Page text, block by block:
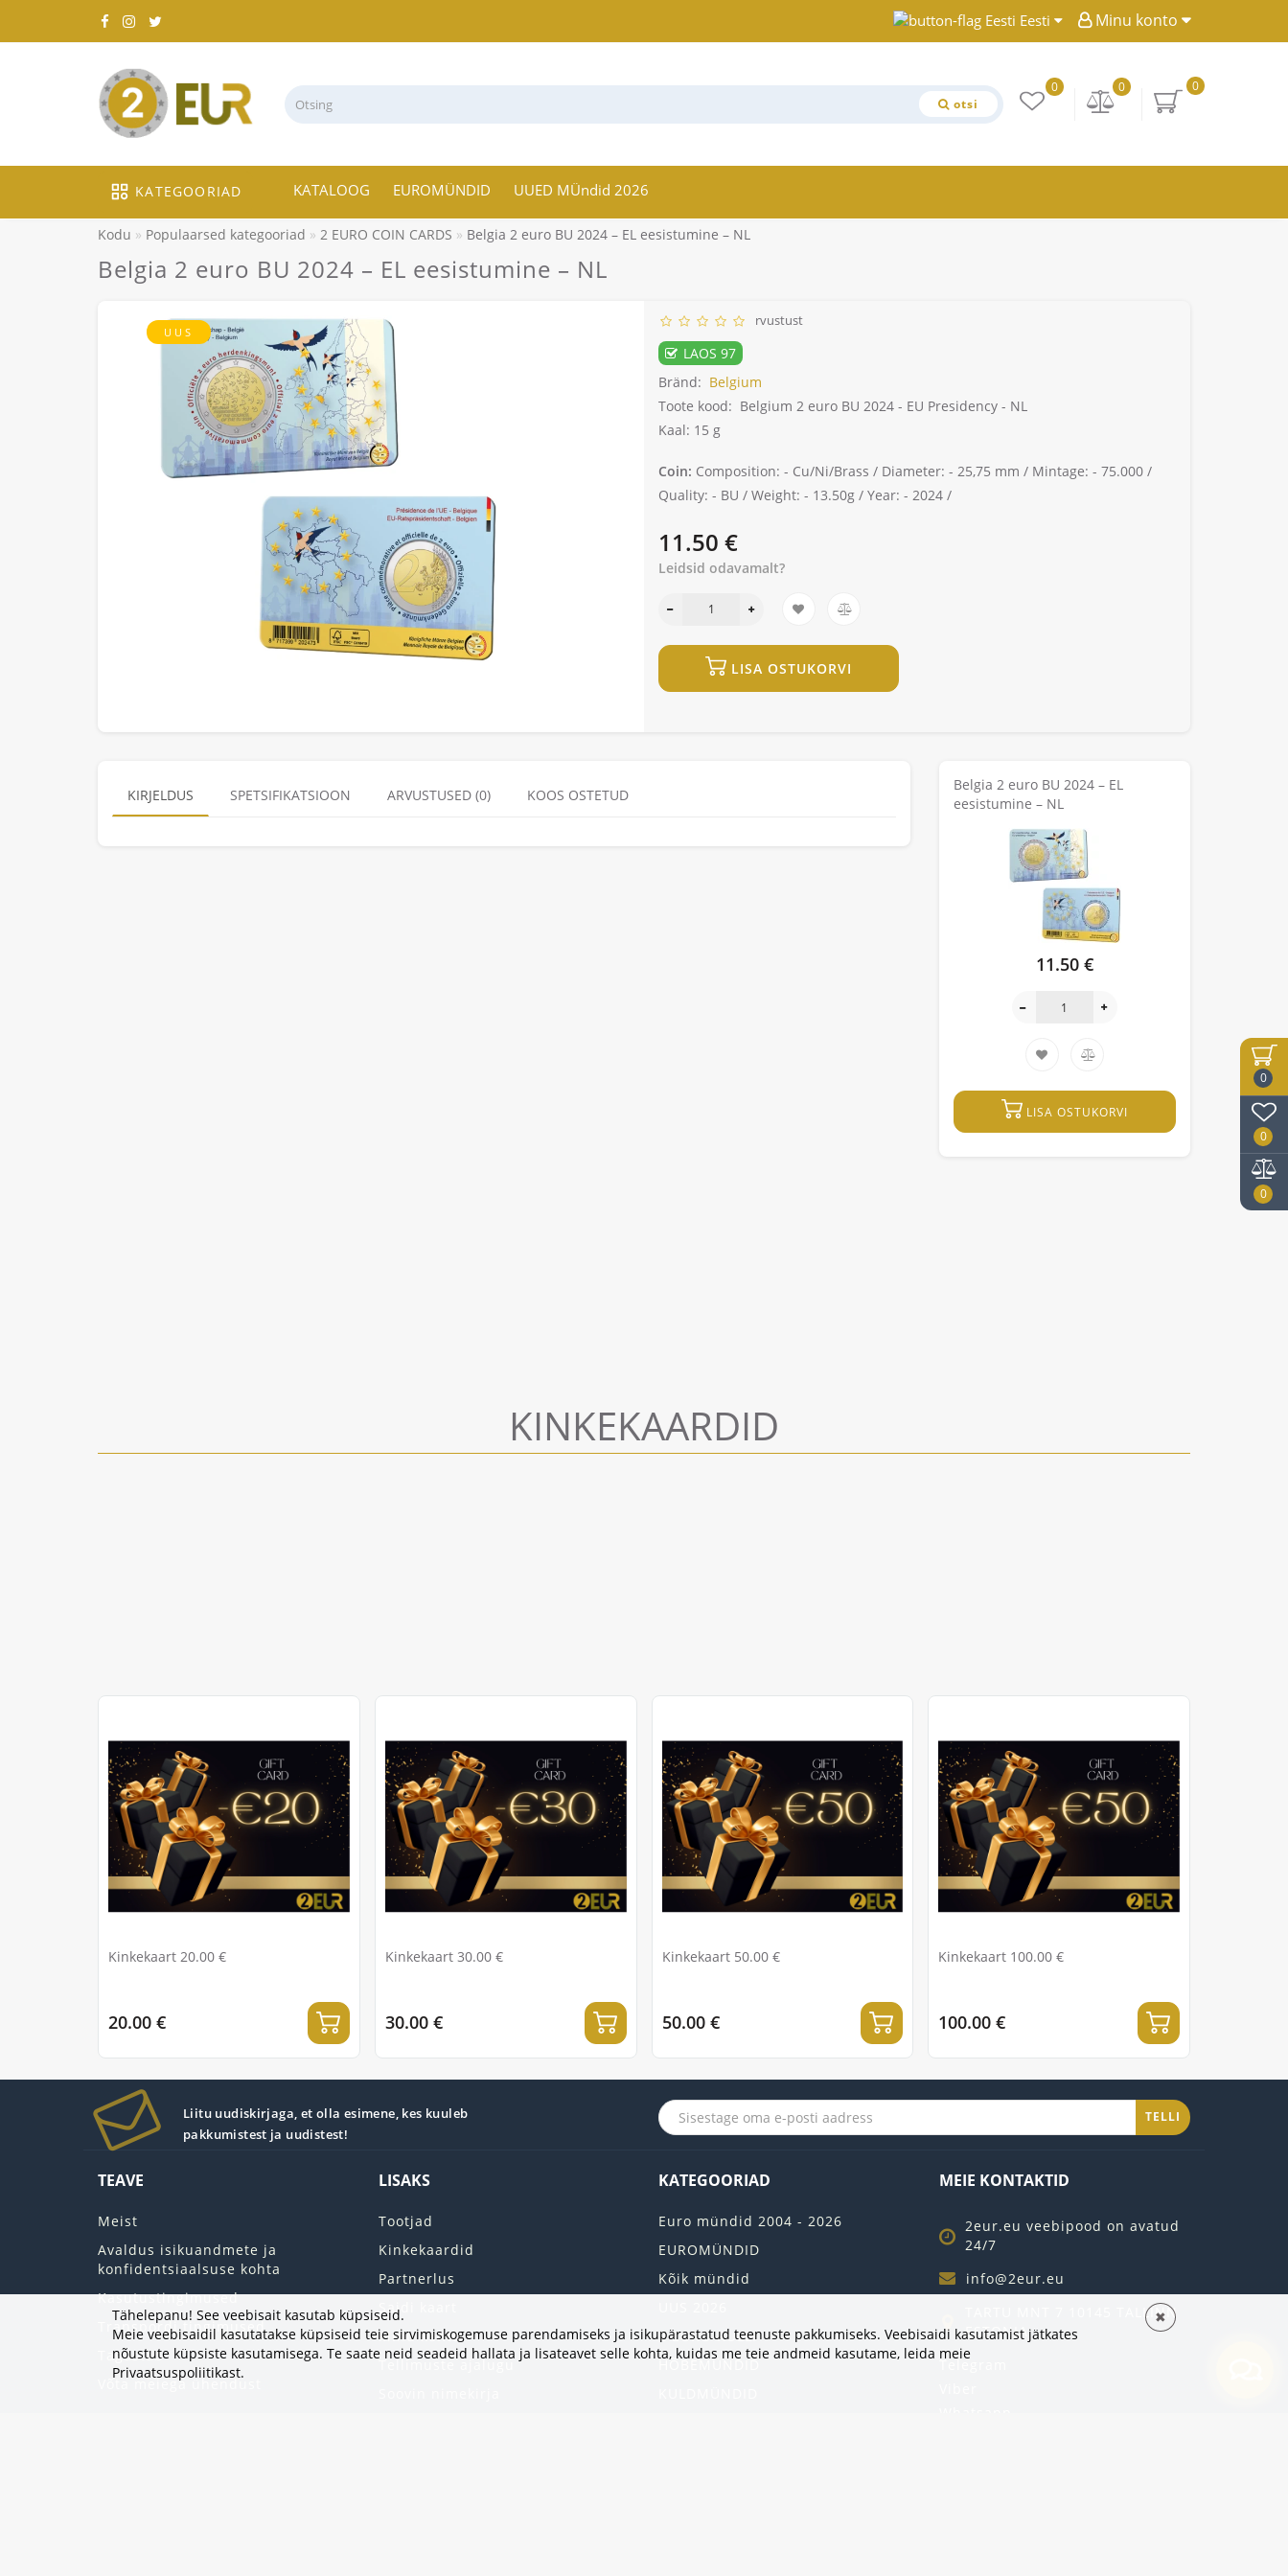
0
0
0
Minu konto
Eesti
otsi
0
0
0
KATEGOORIAD KATALOOG EUROMÜNDID UUED MÜndid 2026
Kodu Populaarsed kategooriad 2 EURO COIN CARDS Belgia 2 euro BU 2024 – EL eesistumine – NL
Belgia 2 euro BU 2024 – EL eesistumine – NL
UUS
rvustust
LAOS 97
Bränd: Belgium
Toote kood: Belgium 2 euro BU 2024 - EU Presidency - NL
Kaal: 15 g
Coin: Composition: - Cu/Ni/Brass / Diameter: - 25,75 mm / Mintage: - 75.000 /
Quality: - BU / Weight: - 13.50g / Year: - 2024 /
11.50 €
Leidsid odavamalt?
LISA OSTUKORVI
KIRJELDUS SPETSIFIKATSIOON ARVUSTUSED (0) KOOS OSTETUD
Belgia 2 euro BU 2024 – EL
eesistumine – NL
11.50 €
LISA OSTUKORVI
KINKEKAARDID
Kinkekaart 20.00 €
20.00 €
Kinkekaart 30.00 €
30.00 €
Kinkekaart 50.00 €
50.00 €
Kinkekaart 100.00 €
100.00 €
Liitu uudiskirjaga, et olla esimene, kes kuuleb
pakkumistest ja uudistest!
TELLI
TEAVE
Meist
Avaldus isikuandmete ja
konfidentsiaalsuse kohta
Kasutustingimused
Transpordi tingimused
Tagastab
Võta meiega ühendust
LISAKS
Tootjad
Kinkekaardid
Partnerlus
Saidi kaart
Minu konto
Tellimuste ajalugu
KATEGOORIAD
Euro mündid 2004 - 2026
EUROMÜNDID
Kõik mündid
2 EURO RULLI
HÕBEMÜNDID
MEIE KONTAKTID
2eur.eu veebipood on avatud
24/7
info@2eur.eu
TARTU MNT 7 10145 TALLINN
ESTONIA
Telegram
Tähelepanu! See veebisait kasutab küpsiseid.
Meie veebisaidil kasutatakse küpsiseid teie sirvimiskogemuse parendamiseks ja isikupärastatud teenuste pakkumiseks. Veebisaidi kasutamist jätkates
nõustute küpsiste kasutamisega. Te saate neid seadeid hallata ja lisateavet selle kohta, kuidas me teie andmeid kasutame, leida meie
Privaatsuspoliitikast.
✖